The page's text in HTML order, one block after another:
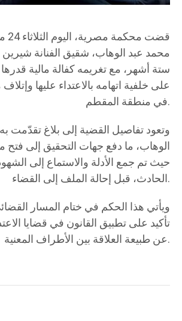
محمد عبد الوهاب، شقيق الفنانة شيرين
على خلفية اتهامه بالاعتداء عليها
في منطقة المقطم.
وتعود تفاصيل القضية إلى بلاغ تقدّمت
الوهاب، ما دفع جهات التحقيق إلى فتح
حيث تم جمع الأدلة والاستماع إلى
الحادث، قبل إحالة الملف إلى القضاء.
ويأتي هذا الحكم في ختام المسار
تأكيد على تطبيق القانون في قضايا
عن طبيعة العلاقة بين الأطراف المعنية.